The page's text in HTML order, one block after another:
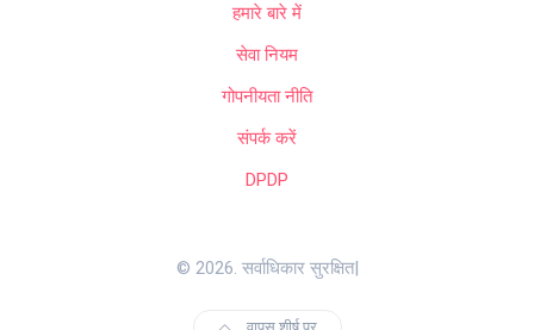
हमारे बारे में
सेवा नियम
गोपनीयता नीति
संपर्क करें
DPDP
© 2026. सर्वाधिकार सुरक्षित|